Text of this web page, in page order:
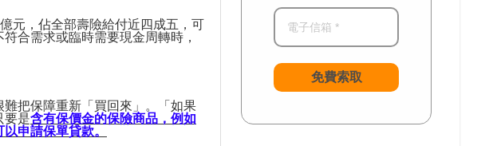
元，佔全部壽險給付近四成五，可
合需求或臨時需要現金周轉時，
把保障重新「買回來」。「如果
要是含有保價金的保險商品，例如
申請保單貸款。
免費索取